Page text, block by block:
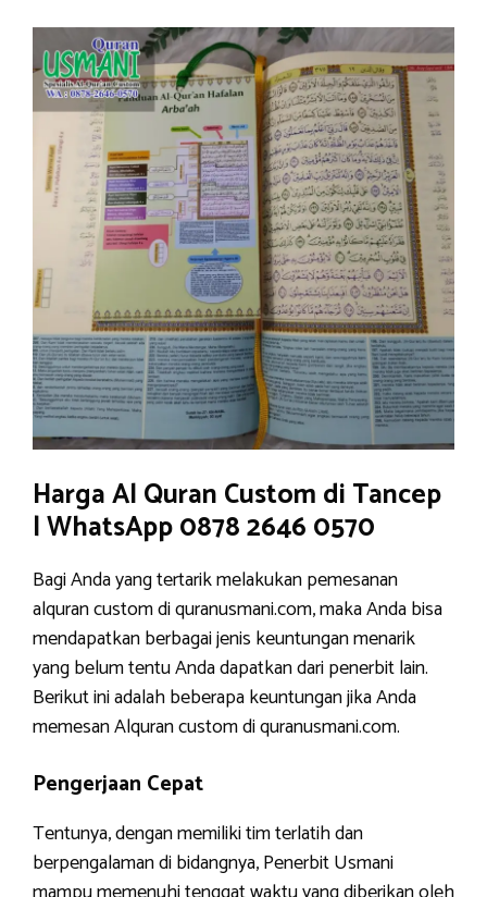
Harga Al Quran Custom di Tancep
| WhatsApp 0878 2646 0570
Bagi Anda yang tertarik melakukan pemesanan
alquran custom di quranusmani.com, maka Anda bisa
mendapatkan berbagai jenis keuntungan menarik
yang belum tentu Anda dapatkan dari penerbit lain.
Berikut ini adalah beberapa keuntungan jika Anda
memesan Alquran custom di quranusmani.com.
Pengerjaan Cepat
Tentunya, dengan memiliki tim terlatih dan
berpengalaman di bidangnya, Penerbit Usmani